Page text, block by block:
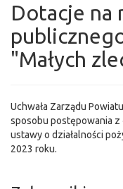
Dotacje na
"Małych
Uchwała Zarządu
sposobu postępowania z
ustawy o działalności
2023 roku.